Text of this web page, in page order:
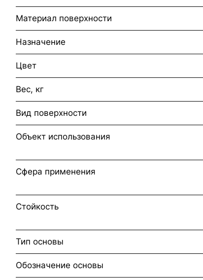
Материал поверхности
Назначение
Цвет
Вес, кг
Вид поверхности
Объект использования
Сфера применения
Стойкость
Тип основы
Обозначение основы